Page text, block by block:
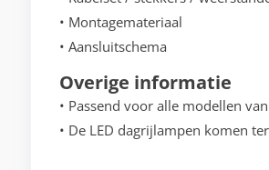
• Montagemateriaal
• Aansluitschema
Overige informatie
• Passend voor alle modellen
• De LED dagrijlampen komen